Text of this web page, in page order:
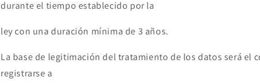
durante el tiempo establecido por la
ley con una duración mínima de 3 años.
La base de legitimación del tratamiento de los datos será el
registrarse a